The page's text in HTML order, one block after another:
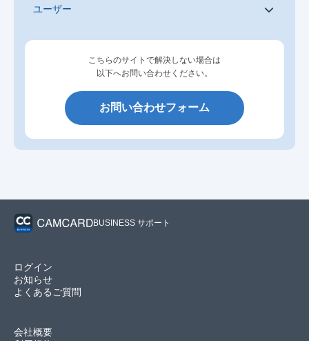
ユーザー
こちらのサイトで解決しない場合は
以下へお問い合わせください。
お問い合わせフォーム
BUSINESS サポート
ログイン
お知らせ
よくあるご質問
会社概要